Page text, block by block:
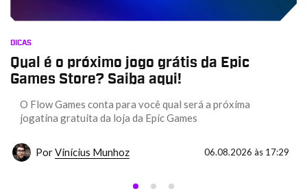
DICAS
Qual é o próximo jogo grátis da Epic
Games Store? Saiba aqui!
O Flow Games conta para você qual será a próxima
jogatina gratuita da loja da Epic Games
PorVinícius Munhoz 06.08.2026 às 17:29